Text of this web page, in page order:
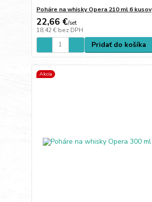
Poháre na whisky Opera 210 ml 6 kusov
22,66 €/set
18,42 € bez DPH
Pridať do košíka
Akcia